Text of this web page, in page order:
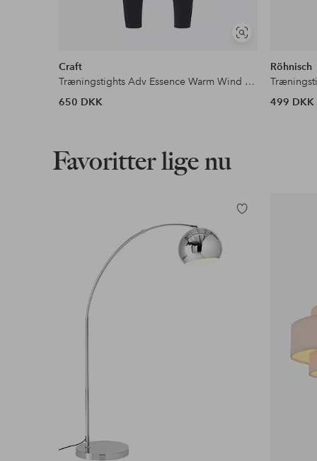
Se
Craft
Træningstights Adv Essence Warm Wind Tights 2 W
650 DKK
Röhnisch
499 DKK
Favoritter lige nu
Tilføj